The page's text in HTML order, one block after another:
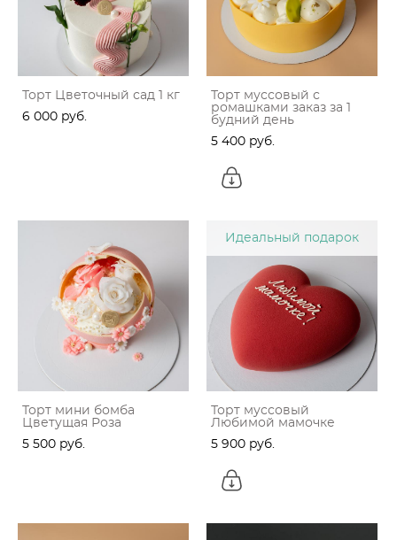
Торт Цветочный сад 1 кг
6 000 pуб.
Торт муссовый с
ромашками заказ за 1
будний день
5 400 pуб.
Торт мини бомба
Цветущая Роза
5 500 pуб.
Идеальный подарок
Торт муссовый
Любимой мамочке
5 900 pуб.